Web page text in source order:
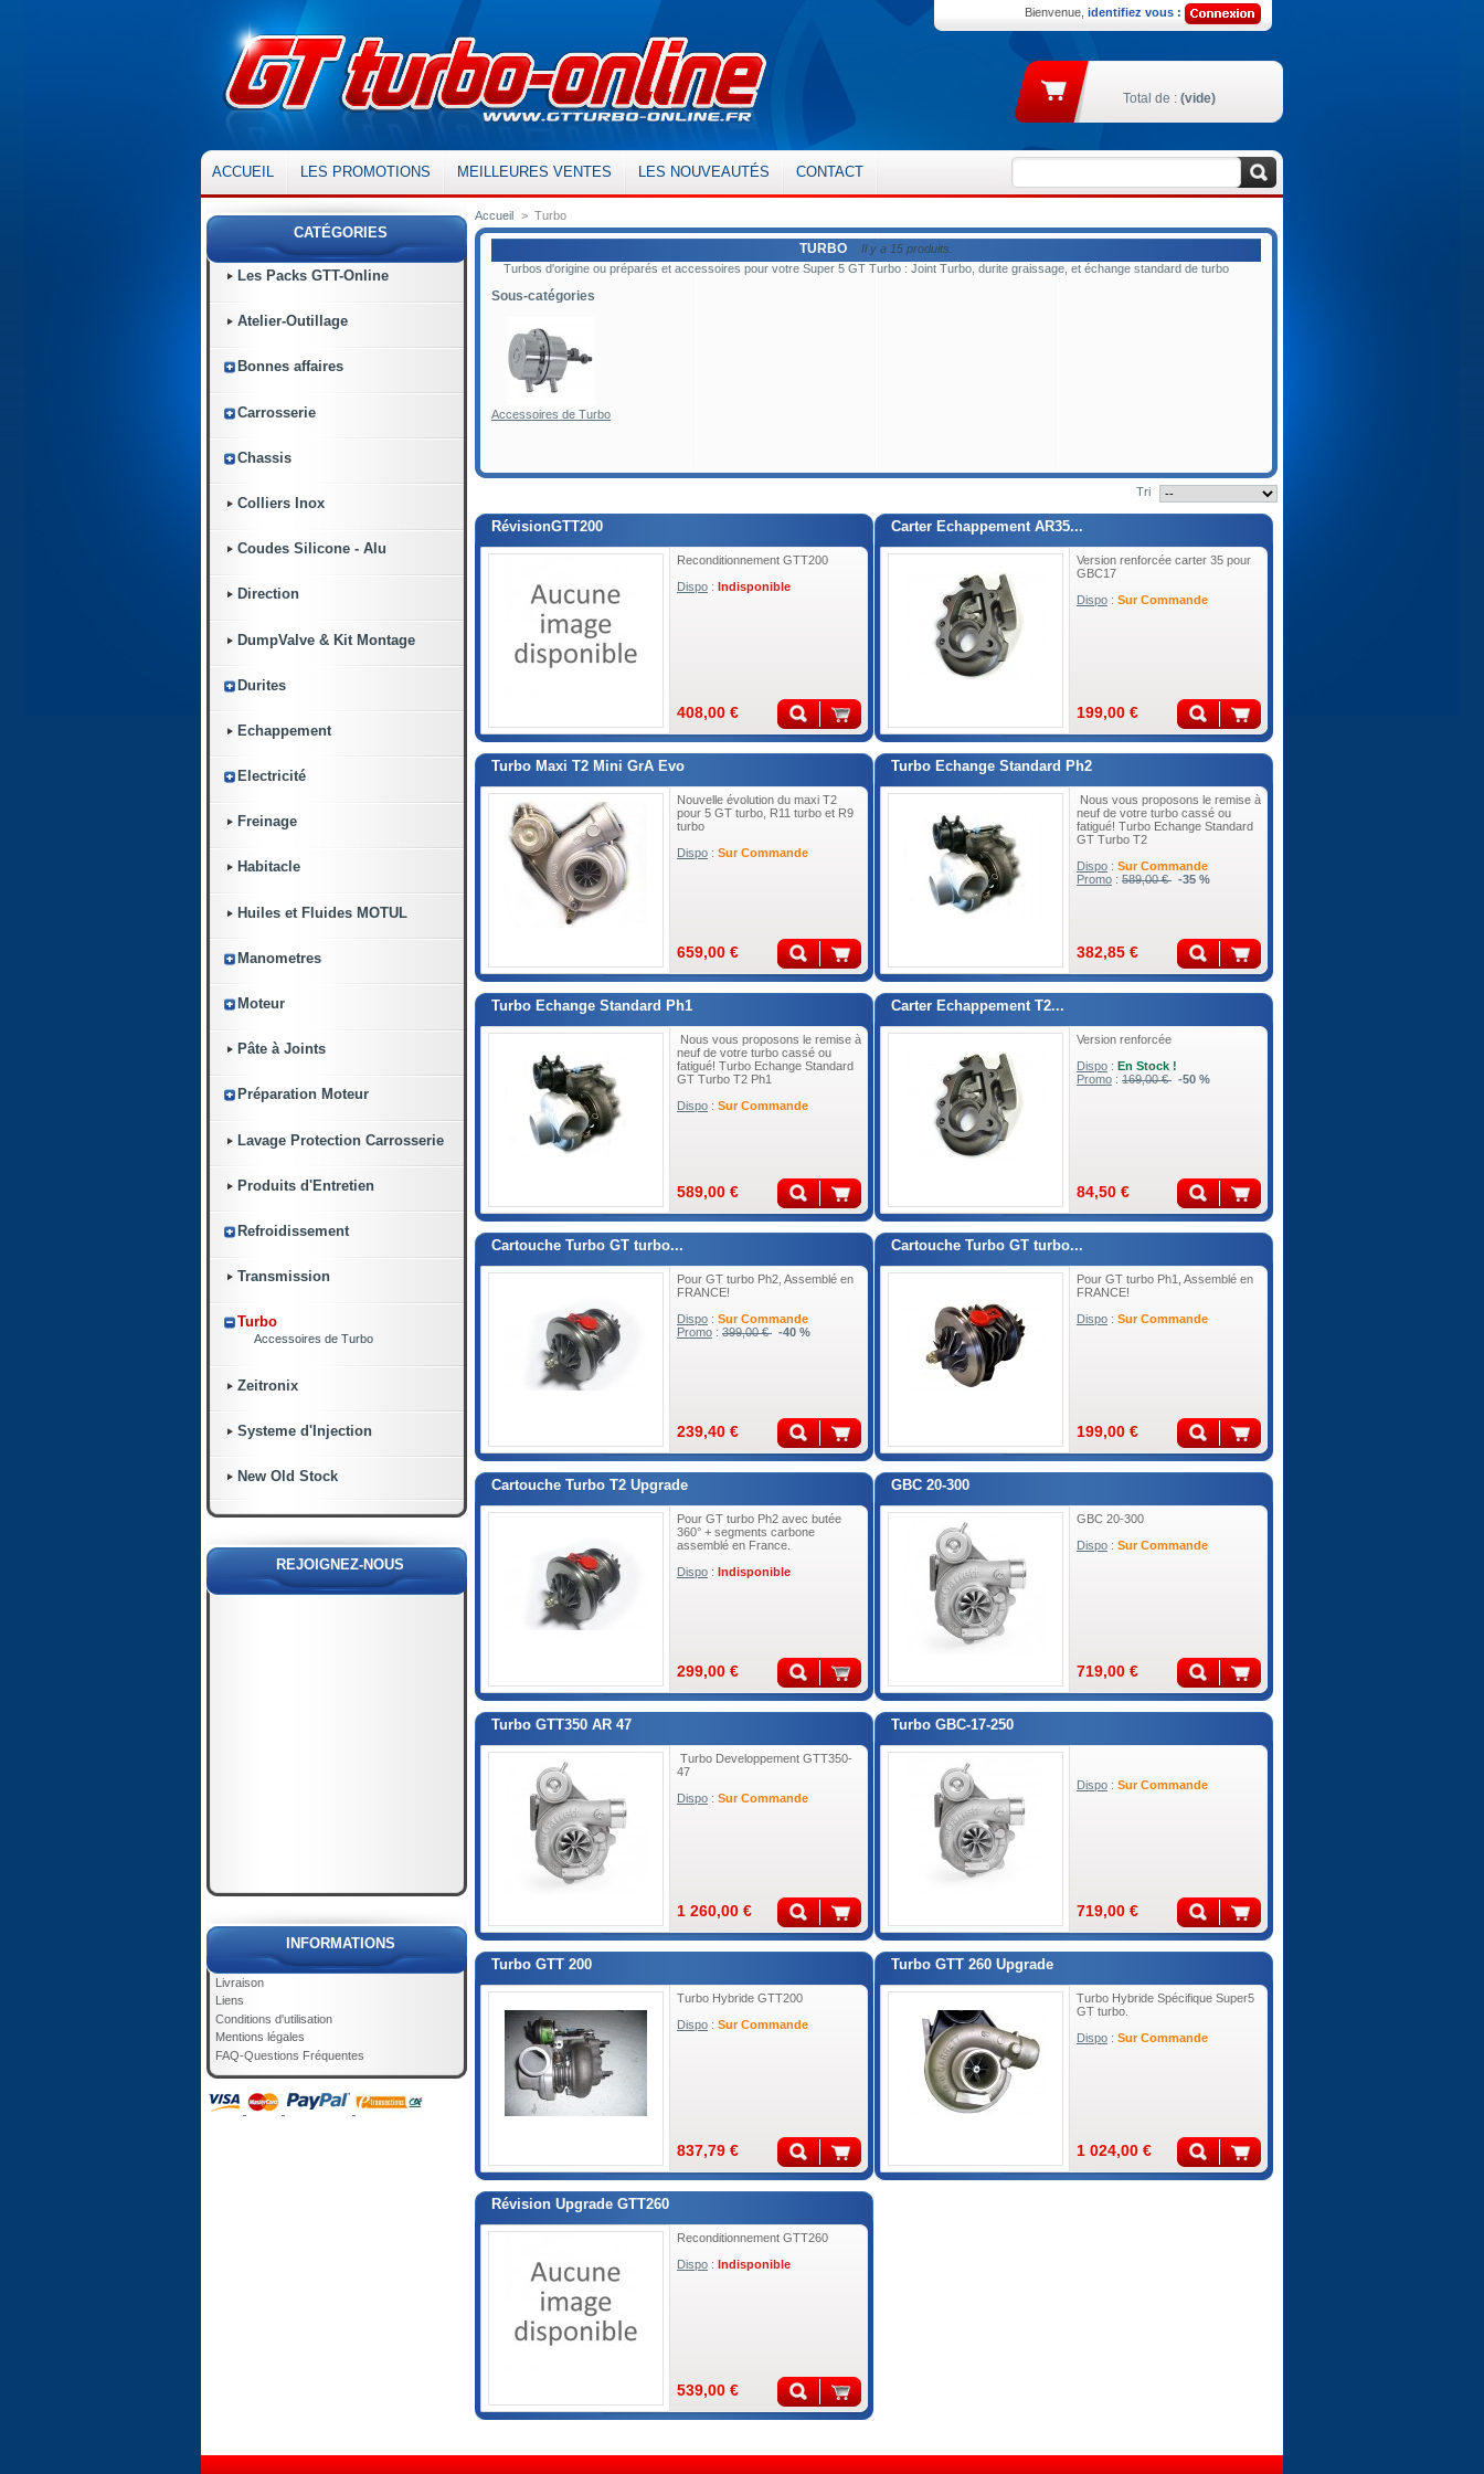
Bienvenue, identifiez vous :
Total de : (vide)
ACCUEIL LES PROMOTIONS MEILLEURES VENTES LES NOUVEAUTÉS CONTACT
CATÉGORIES
Les Packs GTT-Online
Atelier-Outillage
Bonnes affaires
Carrosserie
Chassis
Colliers Inox
Coudes Silicone - Alu
Direction
DumpValve & Kit Montage
Durites
Echappement
Electricité
Freinage
Habitacle
Huiles et Fluides MOTUL
Manometres
Moteur
Pâte à Joints
Préparation Moteur
Lavage Protection Carrosserie
Produits d'Entretien
Refroidissement
Transmission
Turbo
Accessoires de Turbo
Zeitronix
Systeme d'Injection
New Old Stock
REJOIGNEZ-NOUS
INFORMATIONS
Livraison
Liens
Conditions d'utilisation
Mentions légales
FAQ-Questions Fréquentes
Accueil > Turbo
TURBO
Il y a 15 produits.
Turbos d'origine ou préparés et accessoires pour votre Super 5 GT Turbo : Joint Turbo, durite graissage, et échange standard de turbo
Sous-catégories
Accessoires de Turbo
Tri
RévisionGTT200
Reconditionnement GTT200
Dispo : Indisponible
408,00 €
Carter Echappement AR35...
Version renforcée carter 35 pour
GBC17
Dispo : Sur Commande
199,00 €
Turbo Maxi T2 Mini GrA Evo
Nouvelle évolution du maxi T2
pour 5 GT turbo, R11 turbo et R9
turbo
Dispo : Sur Commande
659,00 €
Turbo Echange Standard Ph2
Nous vous proposons le remise à
neuf de votre turbo cassé ou
fatigué! Turbo Echange Standard
GT Turbo T2
Dispo : Sur Commande
Promo : 589,00 € -35 %
382,85 €
Turbo Echange Standard Ph1
Nous vous proposons le remise à
neuf de votre turbo cassé ou
fatigué! Turbo Echange Standard
GT Turbo T2 Ph1
Dispo : Sur Commande
589,00 €
Carter Echappement T2...
Version renforcée
Dispo : En Stock !
Promo : 169,00 € -50 %
84,50 €
Cartouche Turbo GT turbo...
Pour GT turbo Ph2, Assemblé en
FRANCE!
Dispo : Sur Commande
Promo : 399,00 € -40 %
239,40 €
Cartouche Turbo GT turbo...
Pour GT turbo Ph1, Assemblé en
FRANCE!
Dispo : Sur Commande
199,00 €
Cartouche Turbo T2 Upgrade
Pour GT turbo Ph2 avec butée
360° + segments carbone
assemblé en France.
Dispo : Indisponible
299,00 €
GBC 20-300
GBC 20-300
Dispo : Sur Commande
719,00 €
Turbo GTT350 AR 47
Turbo Developpement GTT350-
47
Dispo : Sur Commande
1 260,00 €
Turbo GBC-17-250
Dispo : Sur Commande
719,00 €
Turbo GTT 200
Turbo Hybride GTT200
Dispo : Sur Commande
837,79 €
Turbo GTT 260 Upgrade
Turbo Hybride Spécifique Super5
GT turbo.
Dispo : Sur Commande
1 024,00 €
Révision Upgrade GTT260
Reconditionnement GTT260
Dispo : Indisponible
539,00 €